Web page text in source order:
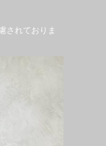
されておりま